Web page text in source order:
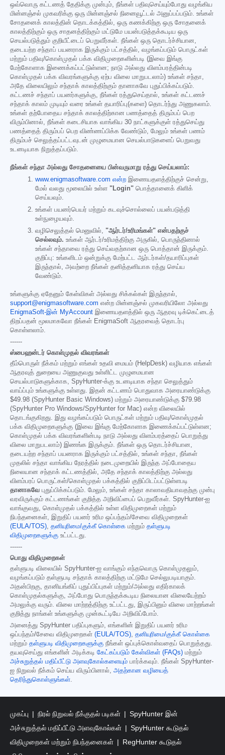
ஒவ்வொரு கட்டணத் தேதிக்கு முன்பும், நீங்கள் பதிவுசெய்யும்போது வழங்கிய
மின்னஞ்சல் முகவரிக்கு ஒரு மின்னஞ்சல் நினைவூட்டல் அனுப்பப்படும். உங்கள்
சோதனைக் காலத்தின் தொடக்கத்தில், ஒரு கணக்கிற்கு ஒரு சோதனைக்
காலத்திற்கும் ஒரு சாதனத்திற்கும் மட்டுமே பயன்படுத்தக்கூடிய ஒரு
செயல்படுத்தும் குறியீட்டைப் பெறுவீர்கள். நீங்கள் ஒரு தொடர்ச்சியான,
தடையற்ற சந்தாப் பயனராக இருக்கும் பட்சத்தில், வழங்கப்படும் பொருட்கள்
மற்றும் பதிவு/கொள்முதல் பக்க விதிமுறைகளின்படி (இவை இங்கு
மேற்கோளாக இணைக்கப்பட்டுள்ளன; நாடு அல்லது விளம்பரத்தின்படி
கொள்முதல் பக்க விவரங்களுக்கு ஏற்ப விலை மாறுபடலாம்) உங்கள் சந்தா,
அதே விலையிலும் சந்தாக் காலத்திற்கும் தானாகவே புதுப்பிக்கப்படும்.
கட்டணச் சந்தாப் பயனர்களுக்கு, நீங்கள் ரத்துசெய்தால், உங்கள் கட்டணச்
சந்தாக் காலம் முடியும் வரை உங்கள் தயாரிப்பு(களை) தொடர்ந்து அணுகலாம்.
உங்கள் தற்போதைய சந்தாக் காலத்திற்கான பணத்தைத் திரும்பப் பெற
விரும்பினால், நீங்கள் கடைசியாக வாங்கிய 30 நாட்களுக்குள் ரத்துசெய்து
பணத்தைத் திரும்பப் பெற விண்ணப்பிக்க வேண்டும், மேலும் உங்கள் பணம்
திரும்பச் செலுத்தப்பட்டவுடன் முழுமையான செயல்பாடுகளைப் பெறுவது
உடனடியாக நிறுத்தப்படும்.
நீங்கள் சந்தா அல்லது சோதனையை பின்வருமாறு ரத்து செய்யலாம்:
www.enigmasoftware.com என்ற இணையதளத்திற்குச் சென்று,
மேல் வலது மூலையில் உள்ள "Login" பொத்தானைக் கிளிக்
செய்யவும்.
உங்கள் பயனர்பெயர் மற்றும் கடவுச்சொல்லைப் பயன்படுத்தி
உள்நுழையவும்.
வழிசெலுத்தல் மெனுவில், "ஆர்டர்/உரிமங்கள்" என்பதற்குச்
செல்லவும். உங்கள் ஆர்டர்/உரிமத்திற்கு அருகில், பொருந்தினால்
உங்கள் சந்தாவை ரத்து செய்வதற்கான ஒரு பொத்தான் இருக்கும்.
குறிப்பு: உங்களிடம் ஒன்றுக்கு மேற்பட்ட ஆர்டர்கள்/தயாரிப்புகள்
இருந்தால், அவற்றை நீங்கள் தனித்தனியாக ரத்து செய்ய
வேண்டும்.
உங்களுக்கு ஏதேனும் கேள்விகள் அல்லது சிக்கல்கள் இருந்தால்,
support@enigmasoftware.com என்ற மின்னஞ்சல் முகவரியிலோ அல்லது
EnigmaSoft-இன் MyAccount இணையதளத்தில் ஒரு ஆதரவு டிக்கெட்டைத்
திறப்பதன் மூலமாகவோ நீங்கள் EnigmaSoft ஆதரவைத் தொடர்பு
கொள்ளலாம்.
------
ஸ்பைஹன்டர் கொள்முதல் விவரங்கள்
தீம்பொருள் நீக்கம் மற்றும் எங்கள் உதவி மையம் (HelpDesk) வழியாக எங்கள்
ஆதரவுத் துறையை அணுகுவது உள்ளிட்ட முழுமையான
செயல்பாடுகளுக்காக, SpyHunter-க்கு உடனடியாக சந்தா செலுத்தும்
வாய்ப்பும் உங்களுக்கு உள்ளது. இதன் கட்டணம் பொதுவாக அரையாண்டுக்கு
$49.98 (SpyHunter Basic Windows) மற்றும் அரையாண்டுக்கு $79.98
(SpyHunter Pro Windows/SpyHunter for Mac) என்ற விலையில்
தொடங்குகிறது. இது வழங்கப்படும் பொருட்கள் மற்றும் பதிவு/கொள்முதல்
பக்க விதிமுறைகளுக்கு (இவை இங்கு மேற்கோளாக இணைக்கப்பட்டுள்ளன;
கொள்முதல் பக்க விவரங்களின்படி நாடு அல்லது விளம்பரத்தைப் பொறுத்து
விலை மாறுபடலாம்) இணங்க இருக்கும். நீங்கள் ஒரு தொடர்ச்சியான,
தடையற்ற சந்தாப் பயனராக இருக்கும் பட்சத்தில், உங்கள் சந்தா, நீங்கள்
முதலில் சந்தா வாங்கிய நேரத்தில் நடைமுறையில் இருந்த அப்போதைய
நிலையான சந்தாக் கட்டணத்தில், அதே சந்தாக் காலத்திற்கு அல்லது
விளம்பரப் பொருட்கள்/கொள்முதல் பக்கத்தில் குறிப்பிடப்பட்டுள்ளபடி
தானாகவே புதுப்பிக்கப்படும். மேலும், உங்கள் சந்தா காலாவதியாவதற்கு முன்பு
வரவிருக்கும் கட்டணங்கள் குறித்த அறிவிப்பைப் பெறுவீர்கள். SpyHunter-ஐ
வாங்குவது, கொள்முதல் பக்கத்தில் உள்ள விதிமுறைகள் மற்றும்
நிபந்தனைகள், இறுதிப் பயனர் உரிம ஒப்பந்தம்/சேவை விதிமுறைகள்
(EULA/TOS), தனியுரிமை/குக்கீ கொள்கை மற்றும் தள்ளுபடி
விதிமுறைகளுக்கு உட்பட்டது.
------
பொது விதிமுறைகள்
தள்ளுபடி விலையில் SpyHunter-ஐ வாங்கும் எந்தவொரு கொள்முதலும்,
வழங்கப்படும் தள்ளுபடி சந்தாக் காலத்திற்கு மட்டுமே செல்லுபடியாகும்.
அதன்பிறகு, தானியங்கிப் புதுப்பிப்புகள் மற்றும்/அல்லது எதிர்காலக்
கொள்முதல்களுக்கு, அப்போது பொருந்தக்கூடிய நிலையான விலையேற்றம்
அமலுக்கு வரும். விலை மாற்றத்திற்கு உட்பட்டது, இருப்பினும் விலை மாற்றங்கள்
குறித்து நாங்கள் உங்களுக்கு முன்கூட்டியே அறிவிப்போம்.
அனைத்து SpyHunter பதிப்புகளும், எங்களின் இறுதிப் பயனர் உரிம
ஒப்பந்தம்/சேவை விதிமுறைகள் (EULA/TOS), தனியுரிமை/குக்கீ கொள்கை
மற்றும் தள்ளுபடி விதிமுறைகளுக்கு நீங்கள் ஒப்புக்கொள்வதைப் பொறுத்தது.
தயவுசெய்து எங்களின் அடிக்கடி கேட்கப்படும் கேள்விகள் (FAQs) மற்றும்
அச்சுறுத்தல் மதிப்பீட்டு அளவுகோல்களையும் பார்க்கவும். நீங்கள் SpyHunter-
ஐ நிறுவல் நீக்கம் செய்ய விரும்பினால், அதற்கான வழியைத்
தெரிந்துகொள்ளுங்கள்.
முகப்பு நிரல் நிறுவல் நீக்குதல் படிகள்
SpyHunter இன்
அச்சுறுத்தல் மதிப்பீட்டு அளவுகோல்கள்
SpyHunter கூடுதல்
விதிமுறைகள் மற்றும் நிபந்தனைகள்
RegHunter கூடுதல்